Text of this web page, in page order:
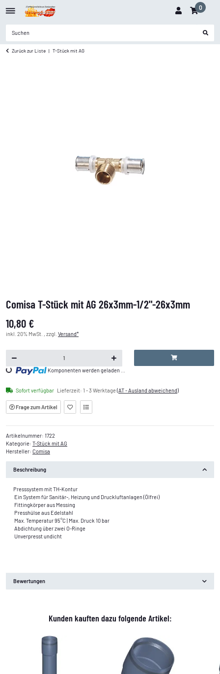
0
Zurück zur Liste T-Stück mit AG
Comisa T-Stück mit AG 26x3mm-1/2''-26x3mm
10,80 €
inkl. 20% MwSt. , zzgl. Versand*
Loading... Komponenten werden geladen ...
Sofort verfügbar Lieferzeit: 1 - 3 Werktage(AT - Ausland abweichend)
Frage zum Artikel
Artikelnummer: 1722
Kategorie: T-Stück mit AG
Hersteller: Comisa
Beschreibung
Presssystem mit TH-Kontur
Ein System für Sanitär-, Heizung und Druckluftanlagen (Ölfrei)
Fittingkörper aus Messing
Presshülse aus Edelstahl
Max. Temperatur 95°C | Max. Druck 10 bar
Abdichtung über zwei O-Ringe
Unverpresst undicht
Bewertungen
Kunden kauften dazu folgende Artikel: